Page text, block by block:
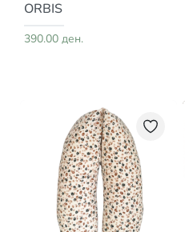
ORBIS
390.00 ден.